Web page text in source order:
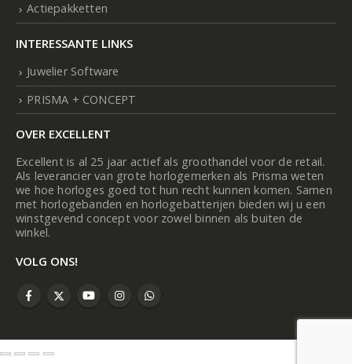
Actiepakketten
INTERESSANTE LINKS
Juwelier Software
PRISMA + CONCEPT
OVER EXCELLENT
Excellent is al 25 jaar actief als groothandel voor de retail.
Als leverancier van grote horlogemerken als Prisma weten
we hoe horloges goed tot hun recht kunnen komen. Samen
met horlogebanden en horlogebatterijen bieden wij u een
winstgevend concept voor zowel binnen als buiten de
winkel.
VOLG ONS!